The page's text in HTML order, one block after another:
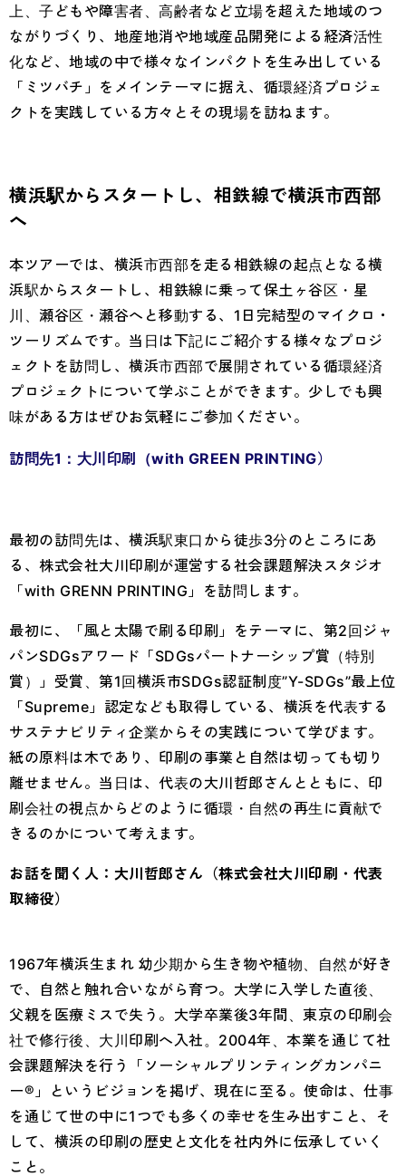
上、子どもや障害者、高齢者など立場を超えた地域のつ
ながりづくり、地産地消や地域産品開発による経済活性
化など、地域の中で様々なインパクトを生み出している
「ミツバチ」をメインテーマに据え、循環経済プロジェ
クトを実践している方々とその現場を訪ねます。
横浜駅からスタートし、相鉄線で横浜市西部
へ
本ツアーでは、横浜市西部を走る相鉄線の起点となる横
浜駅からスタートし、相鉄線に乗って保土ヶ谷区・星
川、瀬谷区・瀬谷へと移動する、1日完結型のマイクロ・
ツーリズムです。当日は下記にご紹介する様々なプロジ
ェクトを訪問し、横浜市西部で展開されている循環経済
プロジェクトについて学ぶことができます。少しでも興
味がある方はぜひお気軽にご参加ください。
訪問先1：大川印刷（with GREEN PRINTING）
最初の訪問先は、横浜駅東口から徒歩3分のところにあ
る、株式会社大川印刷が運営する社会課題解決スタジオ
「with GRENN PRINTING」を訪問します。
最初に、「風と太陽で刷る印刷」をテーマに、第2回ジャ
パンSDGsアワード「SDGsパートナーシップ賞（特別
賞）」受賞、第1回横浜市SDGs認証制度”Y-SDGs”最上位
「Supreme」認定なども取得している、横浜を代表する
サステナビリティ企業からその実践について学びます。
紙の原料は木であり、印刷の事業と自然は切っても切り
離せません。当日は、代表の大川哲郎さんとともに、印
刷会社の視点からどのように循環・自然の再生に貢献で
きるのかについて考えます。
お話を聞く人：大川哲郎さん（株式会社大川印刷・代表
取締役）
1967年横浜生まれ 幼少期から生き物や植物、自然が好き
で、自然と触れ合いながら育つ。大学に入学した直後、
父親を医療ミスで失う。大学卒業後3年間、東京の印刷会
社で修行後、大川印刷へ入社。2004年、本業を通じて社
会課題解決を行う「ソーシャルプリンティングカンパニ
ー®」というビジョンを掲げ、現在に至る。使命は、仕事
を通じて世の中に1つでも多くの幸せを生み出すこと、そ
して、横浜の印刷の歴史と文化を社内外に伝承していく
こと。